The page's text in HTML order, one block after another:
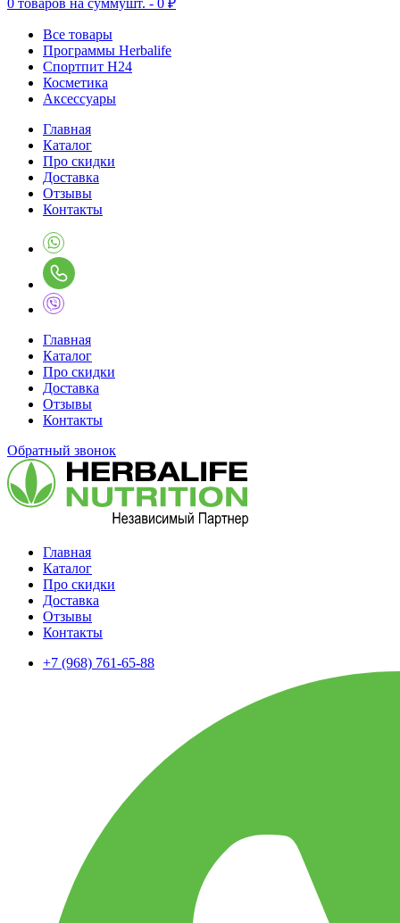
0 товаров на суммушт. - 0 ₽
Все товары
Программы Herbalife
Спортпит H24
Косметика
Аксессуары
Главная
Каталог
Про скидки
Доставка
Отзывы
Контакты
Главная
Каталог
Про скидки
Доставка
Отзывы
Контакты
Обратный звонок
Главная
Каталог
Про скидки
Доставка
Отзывы
Контакты
+7 (968) 761-65-88